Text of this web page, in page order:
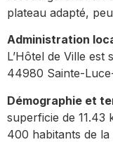
plateau adapté,
Administration
L’Hôtel de Ville est
44980 Sainte-
Démographie et
superficie de 11.43
400 habitants de la